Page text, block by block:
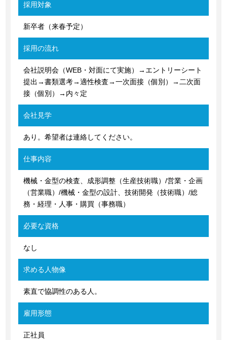
採用対象
新卒者（来春予定）
採用の流れ
会社説明会（WEB・対面にて実施）→エントリーシート
提出→書類選考→適性検査→一次面接（個別）→二次面
接（個別）→内々定
会社見学
あり。希望者は連絡してください。
仕事内容
機械・金型の検査、成形調整（生産技術職）/営業・企画
（営業職）/機械・金型の設計、技術開発（技術職）/総
務・経理・人事・購買（事務職）
必要な資格
なし
求める人物像
素直で協調性のある人。
雇用形態
正社員